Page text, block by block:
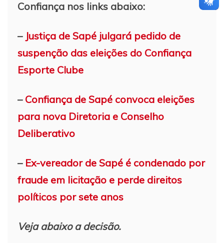
Confiança nos links abaixo:
– Justiça de Sapé julgará pedido de
suspenção das eleições do Confiança
Esporte Clube
– Confiança de Sapé convoca eleições
para nova Diretoria e Conselho
Deliberativo
– Ex-vereador de Sapé é condenado por
fraude em licitação e perde direitos
políticos por sete anos
Veja abaixo a decisão.